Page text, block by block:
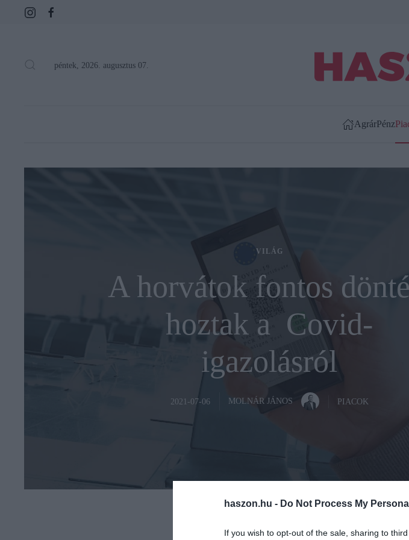
haszon.hu - Do Not Process My
If you wish to opt-out of the sale, sharing to
péntek, 2026. augusztus 07.
AgrárPénz
VILÁG
A horvátok fontos
hoztak a Covid-
igazolásról
2021-07-06 MOLNÁR JÁNOS PIACOK